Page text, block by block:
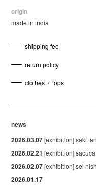
origin
made in india
shipping fee
return policy
clothes / tops
news
2026.03.07[exhibition] saki
2026.02.21 [exhibition] sacuca
2026.02.07[exhibition] sei
2026.01.17